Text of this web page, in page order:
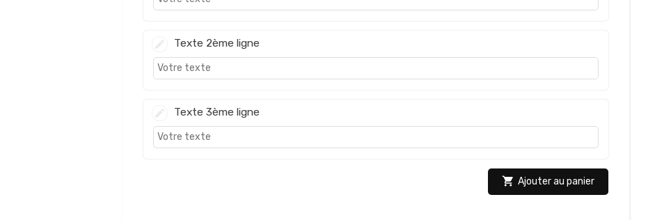
Texte 2ème ligne
Texte 3ème ligne
 Ajouter au panier